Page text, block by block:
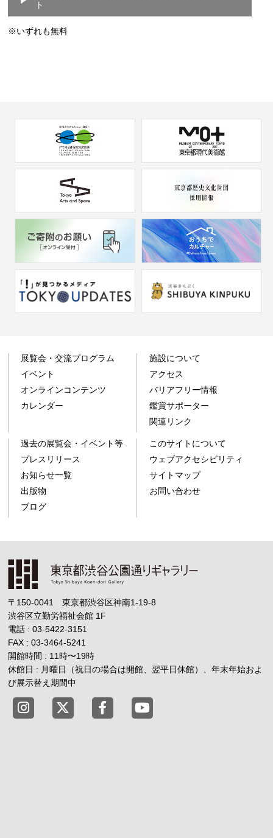
ト
※いずれも無料
展覧会・交流プログラム
イベント
オンラインコンテンツ
カレンダー
施設について
アクセス
バリアフリー情報
鑑賞サポーター
関連リンク
過去の展覧会・イベント等
プレスリリース
お知らせ一覧
出版物
ブログ
このサイトについて
ウェブアクセシビリティ
サイトマップ
お問い合わせ
〒150-0041 東京都渋谷区神南1-19-8
渋谷区立勤労福祉会館 1F
電話 : 03-5422-3151
FAX : 03-3464-5241
開館時間 : 11時〜19時
休館日 : 月曜日（祝日の場合は開館、翌平日休館）、年末年始およ
び展示替え期間中
東京都渋谷公園通りギャラリー X
東京都渋谷公園通りギャラリー
東京都渋谷公園通りギャ